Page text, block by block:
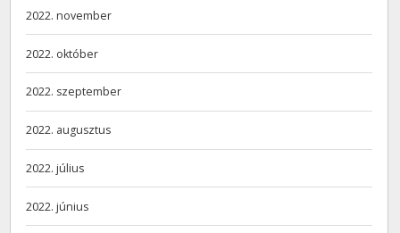
2022. november
2022. október
2022. szeptember
2022. augusztus
2022. július
2022. június